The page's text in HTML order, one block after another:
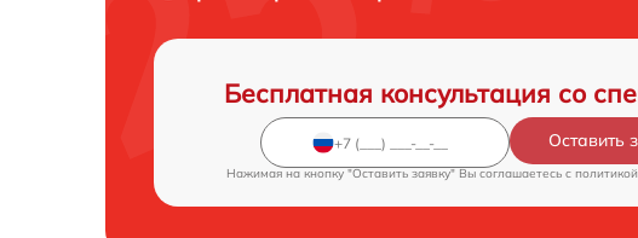
Бесплатная консультация со
Оставить
Нажимая на кнопку "Оставить заявку" Вы соглашаетесь c